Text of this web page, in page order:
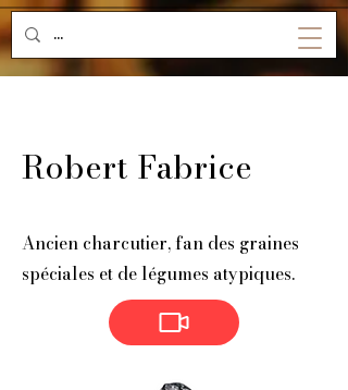
Robert Fabrice
Ancien charcutier, fan des graines
spéciales et de légumes atypiques.